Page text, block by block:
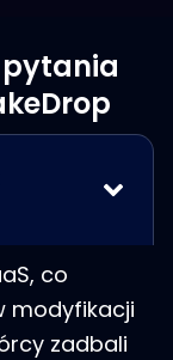
pytania
co
modyfikacji
zadbali